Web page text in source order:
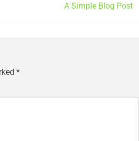
A Simple Blog Post
*